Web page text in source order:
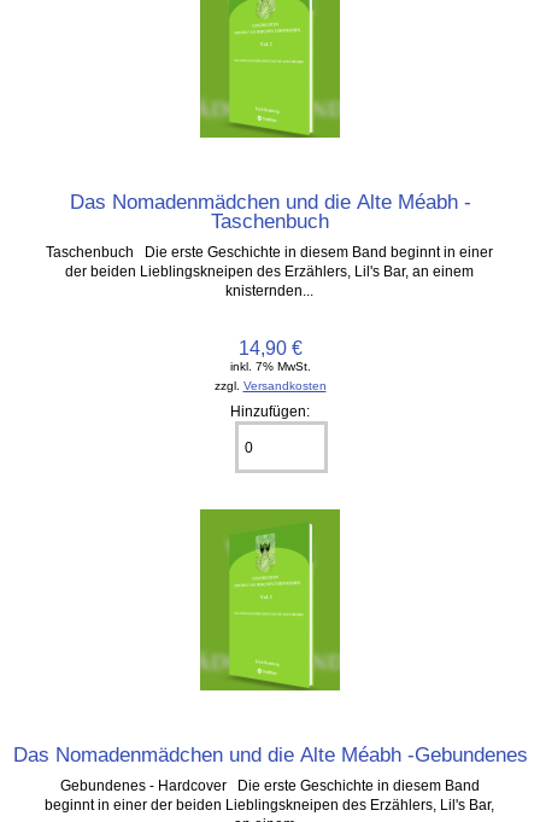
Das Nomadenmädchen und die Alte Méabh -
Taschenbuch
Taschenbuch Die erste Geschichte in diesem Band beginnt in einer
der beiden Lieblingskneipen des Erzählers, Lil's Bar, an einem
knisternden...
14,90 €
inkl. 7% MwSt.
zzgl. Versandkosten
Hinzufügen:
Das Nomadenmädchen und die Alte Méabh -Gebundenes
Gebundenes - Hardcover Die erste Geschichte in diesem Band
beginnt in einer der beiden Lieblingskneipen des Erzählers, Lil's Bar,